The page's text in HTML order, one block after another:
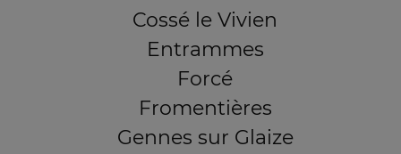
Cossé le Vivien
Entrammes
Forcé
Fromentières
Gennes sur Glaize